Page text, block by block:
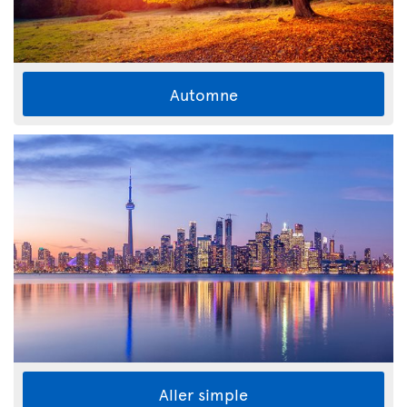
Automne
Aller simple